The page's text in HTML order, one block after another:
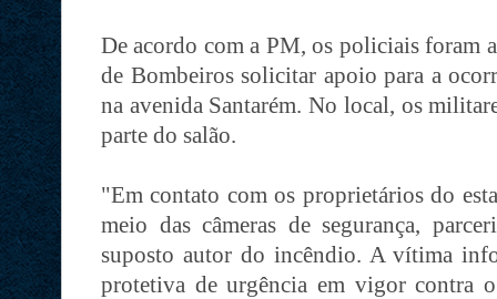
De acordo com a PM, os policiais foram
de Bombeiros solicitar apoio para a
na avenida Santarém. No local, os
parte do salão.
"Em contato com os proprietários do
meio das câmeras de segurança,
suposto autor do incêndio. A vítima
protetiva de urgência em vigor contra